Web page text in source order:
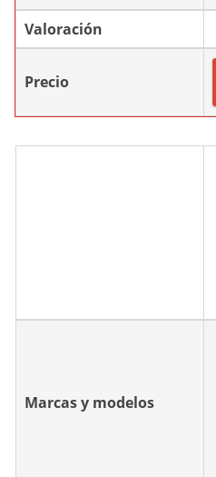
Valoración
Precio
Marcas y modelos